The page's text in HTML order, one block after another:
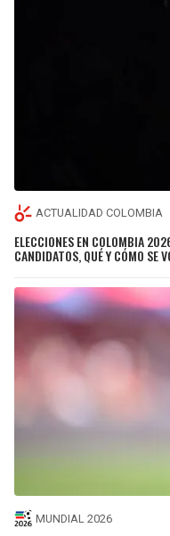
ACTUALIDAD COLOMBIA
ELECCIONES EN COLOMBIA
CANDIDATOS, QUÉ Y CÓMO SE
MUNDIAL 2026